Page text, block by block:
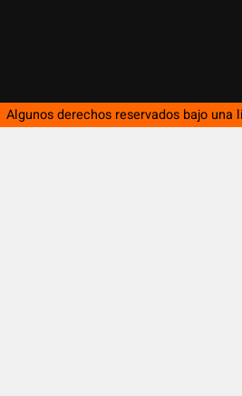
Algunos derechos reservados bajo una